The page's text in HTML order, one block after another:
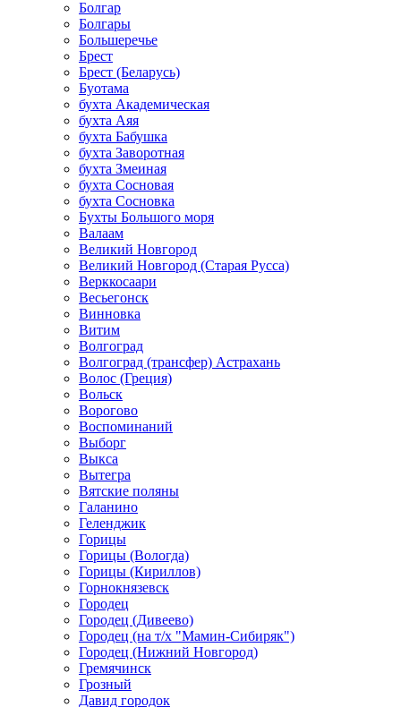
Болгар
Болгары
Большеречье
Брест
Брест (Беларусь)
Буотама
бухта Академическая
бухта Аяя
бухта Бабушка
бухта Заворотная
бухта Змеиная
бухта Сосновая
бухта Сосновка
Бухты Большого моря
Валаам
Великий Новгород
Великий Новгород (Старая Русса)
Верккосаари
Весьегонск
Винновка
Витим
Волгоград
Волгоград (трансфер) Астрахань
Волос (Греция)
Вольск
Ворогово
Воспоминаний
Выборг
Выкса
Вытегра
Вятские поляны
Галанино
Геленджик
Горицы
Горицы (Вологда)
Горицы (Кириллов)
Горнокнязевск
Городец
Городец (Дивеево)
Городец (на т/х "Мамин-Сибиряк")
Городец (Нижний Новгород)
Гремячинск
Грозный
Давид городок